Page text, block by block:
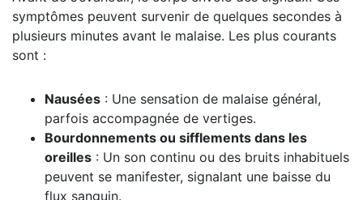
symptômes peuvent survenir de quelques secondes à
plusieurs minutes avant le malaise. Les plus courants
sont :
Nausées : Une sensation de malaise général,
parfois accompagnée de vertiges.
Bourdonnements ou sifflements dans les
oreilles : Un son continu ou des bruits inhabituels
peuvent se manifester, signalant une baisse du
flux sanguin.